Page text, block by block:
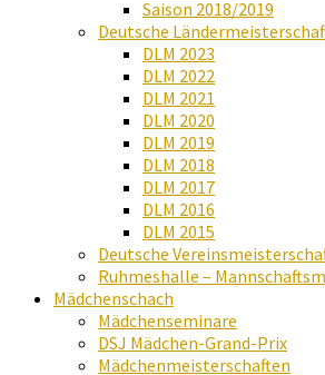
Saison 2018/2019
Deutsche
DLM 2023
DLM 2022
DLM 2021
DLM 2020
DLM 2019
DLM 2018
DLM 2017
DLM 2016
DLM 2015
Deutsche
Ruhmeshalle –
Mädchenschach
Mädchenseminare
DSJ Mädchen-Grand-Prix
Mädchenmeisterschaften